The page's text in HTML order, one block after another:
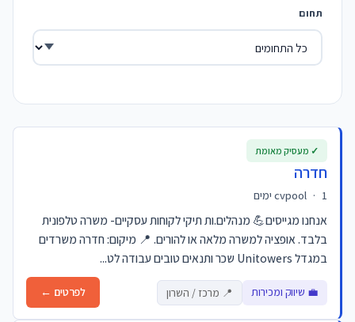
תחום
חדרה
cvpool · 1 ימים
אנחנו מגייסים💪 מנהלים.ות תיקי לקוחות עסקיים- משרה טלפונית
בלבד. אופציה למשרה מלאה או להורים. 📍 מיקום: חדרה משרדים
במגדל Unitowers שכר ותנאים טובים עבודה לט...
💼 שיווק ומכירות 📍 מרכז / השרון לפרטים ←
✓ מעסיק מאומת